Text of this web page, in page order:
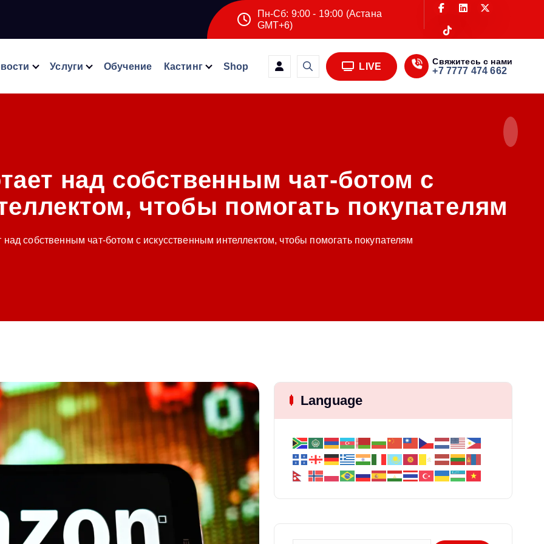
Пн-Сб: 9:00 - 19:00 (Астана
GMT+6)
Услуги Обучение Кастинг Shop LIVE Свяжитесь с нами
+7 7777 474 662
над собственным чат-ботом с
чтобы помогать покупателям
над собственным чат-ботом с искусственным интеллектом, чтобы помогать покупателям
Language